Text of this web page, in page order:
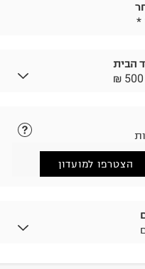
הבית
לכם,
את מדבקת הגוביינא על
דרך ממשק ההחזרות
הצטרפו למועדון